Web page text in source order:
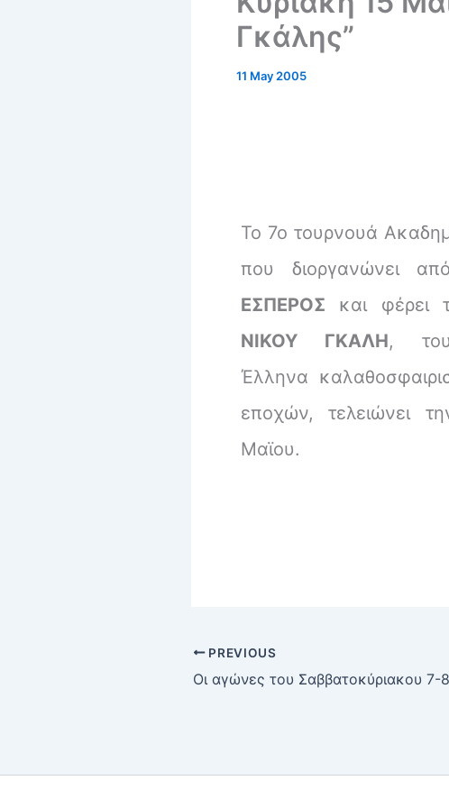
Γκάλης”
11 May 2005
Το 7ο τουρνουά
που διοργανώνει
ΕΣΠΕΡΟΣ και φέρει
ΝΙΚΟΥ ΓΚΑΛΗ,
Έλληνα
εποχών, τελειώνει
Μαϊου.
PREVIOUS